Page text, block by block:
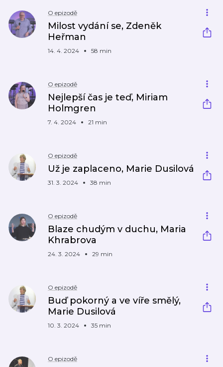
O epizodě
Milost vydání se, Zdeněk
Heřman
14. 4. 2024 58 min
O epizodě
Nejlepší čas je teď, Miriam
Holmgren
7. 4. 2024 21 min
O epizodě
Už je zaplaceno, Marie Dusilová
31. 3. 2024 38 min
O epizodě
Blaze chudým v duchu, Maria
Khrabrova
24. 3. 2024 29 min
O epizodě
Buď pokorný a ve víře smělý,
Marie Dusilová
10. 3. 2024 35 min
O epizodě